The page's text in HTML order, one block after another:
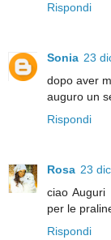
Rispondi
Sonia 23
dopo aver
auguro un
Rispondi
Rosa 23
ciao
per le
Rispondi